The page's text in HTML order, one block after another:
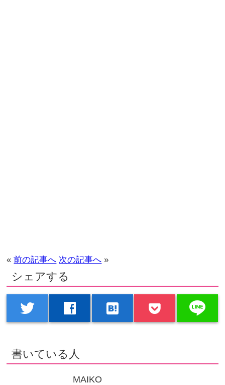
«前の記事へ 次の記事へ »
シェアする
twitter facebook hatenabookmark line
書いている人
MAIKO